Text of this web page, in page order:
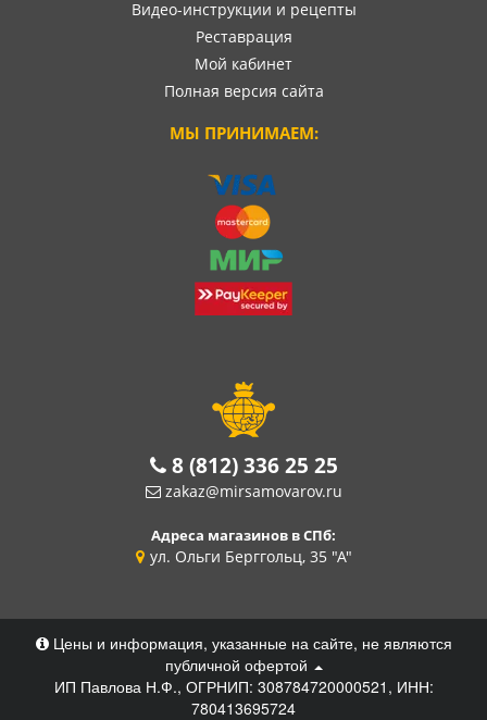
Видео-инструкции и рецепты
Реставрация
Мой кабинет
Полная версия сайта
МЫ ПРИНИМАЕМ:
8 (812) 336 25 25
zakaz@mirsamovarov.ru
Адреса магазинов в СПб:
ул. Ольги Берггольц, 35 "А"
Цены и информация, указанные на сайте, не являются
публичной офертой
ИП Павлова Н.Ф., ОГРНИП: 308784720000521, ИНН:
780413695724